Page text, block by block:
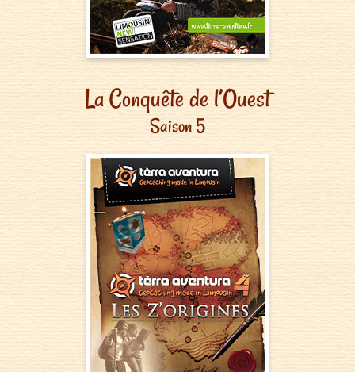
La Conquête de l’Ouest
Saison 5